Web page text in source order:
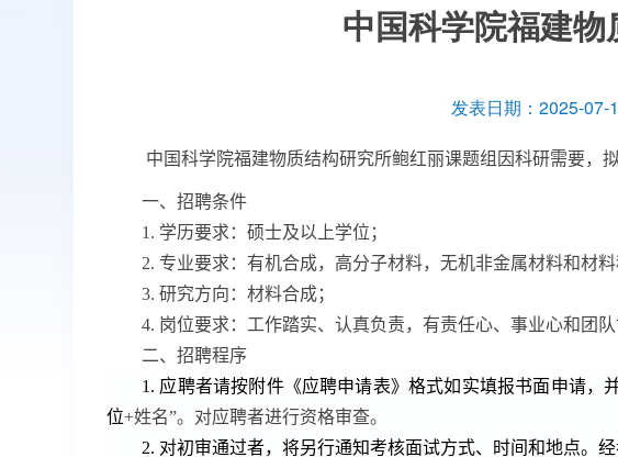
中国科学院福建
发表日期：2025-07-
中国科学院福建物质结构研究所鲍红丽课题组因科研需要，
一、招聘条件
1. 学历要求：硕士及以上学位 ；
2. 专业要求：有机合成，高分子材料，无机非金属材料和材料
3.研究方向：材料合成；
4. 岗位要求：工作踏实、认真负责，有责任心、事业心和团
二、招聘程序
1. 应聘者请按附件《应聘申请表》格式如实填报书面申请，
位+姓名”。对应聘者进行资格审查。
2. 对初审通过者，将另行通知考核面试方式、时间和地点。